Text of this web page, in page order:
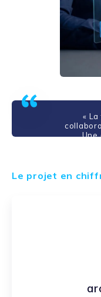
«
Une
Le projet en